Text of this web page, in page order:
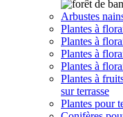
Arbustes
Plantes à
Plantes à
Plantes à
Plantes à
Plantes à
sur terrasse
Plantes pour